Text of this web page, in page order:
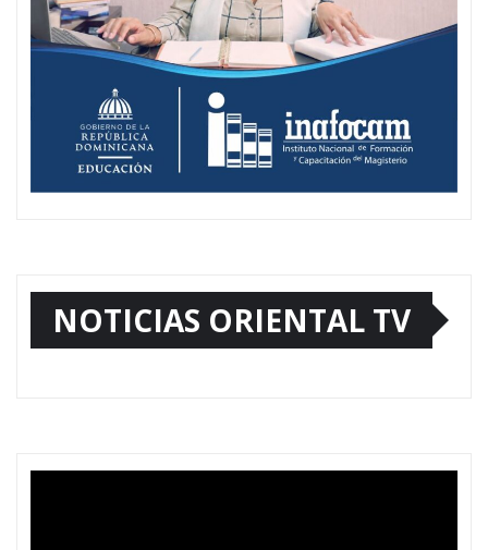
NOTICIAS ORIENTAL TV